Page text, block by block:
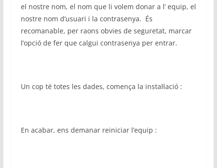
el nostre nom, el nom que li volem donar a l’ equip, el
nostre nom d’usuari i la contrasenya. És
recomanable, per raons obvies de seguretat, marcar
l’opció de fer que calgui contrasenya per entrar.
Un cop té totes les dades, comença la instal·lació :
En acabar, ens demanar reiniciar l’equip :